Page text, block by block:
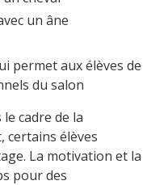
un âne
permet aux élèves de
du salon
cadre de la
élèves
La motivation et la
pour des